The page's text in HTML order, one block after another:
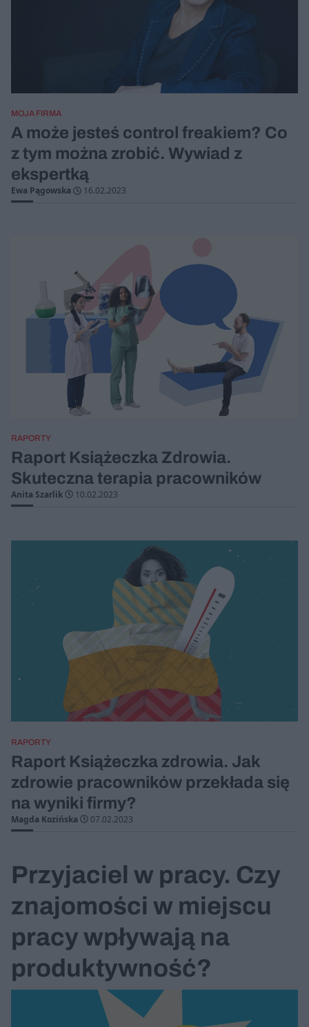
MOJA FIRMA
A może jesteś control freakiem? Co
z tym można zrobić. Wywiad z
ekspertką
Ewa Pągowska 16.02.2023
RAPORTY
Raport Książeczka Zdrowia.
Skuteczna terapia pracowników
Anita Szarlik 10.02.2023
RAPORTY
Raport Książeczka zdrowia. Jak
zdrowie pracowników przekłada się
na wyniki firmy?
Magda Kozińska 07.02.2023
Przyjaciel w pracy. Czy
znajomości w miejscu
pracy wpływają na
produktywność?